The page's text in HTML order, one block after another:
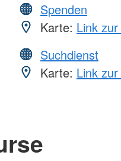
Spenden
Karte: Link
Suchdienst
Karte: Link